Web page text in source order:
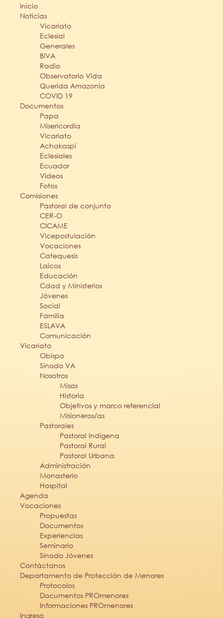
Inicio
Noticias
Vicariato
Eclesial
Generales
BIVA
Radio
Observatorio Vida
Querida Amazonia
COVID 19
Documentos
Papa
Misericordia
Vicariato
Achakaspi
Eclesiales
Ecuador
Videos
Fotos
Comisiones
Pastoral de conjunto
CER-O
CICAME
Vicepostulación
Vocaciones
Catequesis
Laicos
Educación
Cdad y Ministerios
Jóvenes
Social
Familia
ESLAVA
Comunicación
Vicariato
Obispo
Sínodo VA
Nosotros
Misas
Historia
Objetivos y marco referencial
Misioneros/as
Pastorales
Pastoral Indígena
Pastoral Rural
Pastoral Urbana
Administración
Monasterio
Hospital
Agenda
Vocaciones
Propuestas
Documentos
Experiencias
Seminario
Sínodo Jóvenes
Contáctanos
Departamento de Protección de Menores
Protocolos
Documentos PROmenores
Informaciones PROmenores
Ingreso